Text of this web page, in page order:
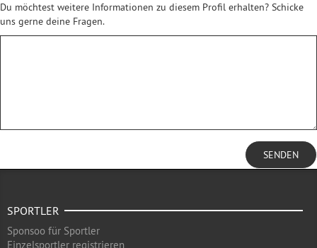
Du möchtest weitere Informationen zu diesem Profil erhalten? Schicke
uns gerne deine Fragen.
SENDEN
SPORTLER
Sponsoo für Sportler
Einzelsportler registrieren